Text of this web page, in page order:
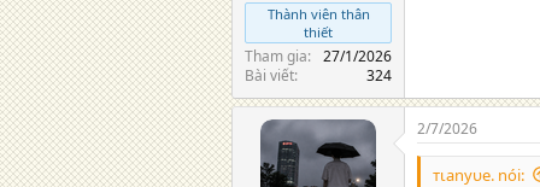
Thành viên thân
thiết
Tham gia
27/1/2026
Bài viết
324
2/7/2026
тιanyυe. nói: